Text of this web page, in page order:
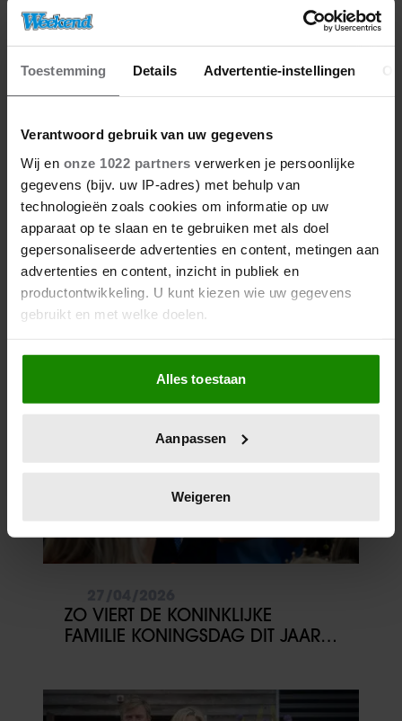
Toestemming Details Advertentie-instellingen
Verantwoord gebruik van uw gegevens
Wij en onze 1022 partners verwerken je persoonlijke
gegevens (bijv. uw IP-adres) met behulp van
technologieën zoals cookies om informatie op uw
apparaat op te slaan en te gebruiken met als doel
gepersonaliseerde advertenties en content, metingen aan
advertenties en content, inzicht in publiek en
productontwikkeling. U kunt kiezen wie uw gegevens
gebruikt en met welke doelen.
Als u het toestaat, willen we ook graag:
Informatie verzamelen over uw geografische
locatie, die tot een paar meter nauwkeurig kan zijn
scannen op specifieke eigenschappen (fingerprinting)
verwerkt en stel uw voorkeuren in het
intrekken in de Cookieverklaring.
en om ons websiteverkeer te analyseren. Ook delen we
informatie over uw gebruik van onze site met onze
partners kunnen deze gegevens combineren met andere
informatie die u aan ze heeft verstrekt of die ze hebben
Alles toestaan
Aanpassen
Weigeren
Meer van Denise
27/04/2026
DE KONING IS JARIG: DEZE
ALEXANDER WIL JE NIET MISSEN
ZO VIERT DE KONINKLIJKE
FAMILIE KONINGSDAG DIT JAAR